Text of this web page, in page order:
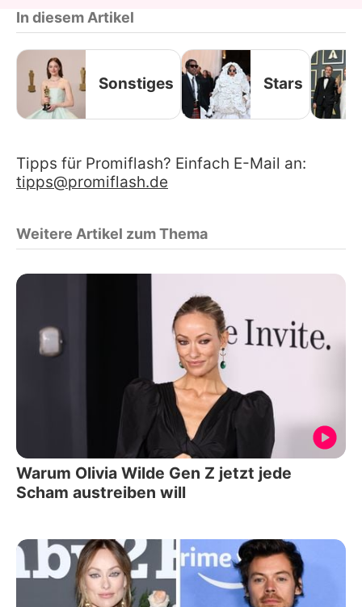
In diesem Artikel
Sonstiges Stars
Tipps für Promiflash? Einfach E-Mail an:
tipps@promiflash.de
Weitere Artikel zum Thema
Warum Olivia Wilde Gen Z jetzt jede
Scham austreiben will